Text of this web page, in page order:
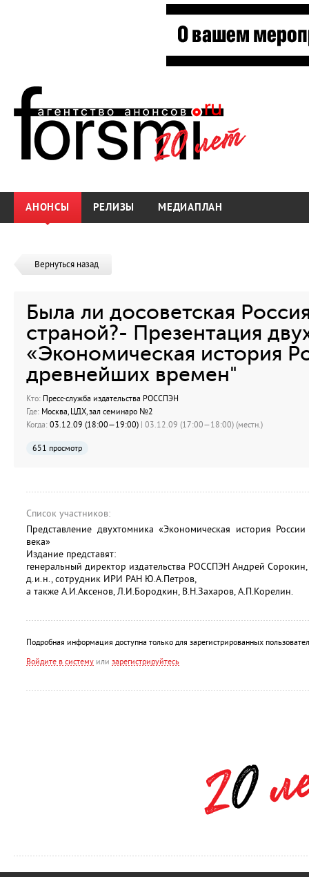
АНОНСЫ РЕЛИЗЫ МЕДИАПЛАН
Вернуться назад
Была ли досоветская
страной?- Презентация
«Экономическая история
древнейших времен"
Кто: Пресс-служба издательства РОССПЭН
Где: Москва, ЦДХ, зал семинаро №2
Когда: 03.12.09 (18:00—19:00) | 03.12.09 (17:00—18:00) (местн.)
651 просмотр
Список участников:
Представление двухтомника «Экономическая история
века»
Издание представят:
генеральный директор издательства РОССПЭН Андрей Сорокин,
д.и.н., сотрудник ИРИ РАН Ю.А.Петров,
а также А.И.Аксенов, Л.И.Бородкин, В.Н.Захаров, А.П.Корелин.
Подробная информация доступна только для зарегистрированных
Войдите в систему или зарегистрируйтесь